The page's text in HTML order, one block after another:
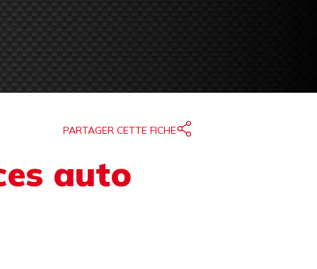
PARTAGER CETTE FICHE
auto